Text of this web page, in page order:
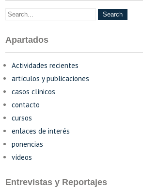
Apartados
Actividades recientes
artículos y publicaciones
casos clínicos
contacto
cursos
enlaces de interés
ponencias
vídeos
Entrevistas y Reportajes